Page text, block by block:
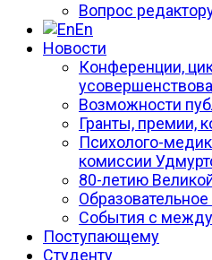
Вопрос
En
Новости
Конференции,
Возможности
Гранты, премии,
Психолого-
комиссии
80-летию
События с
Поступающему
Студенту